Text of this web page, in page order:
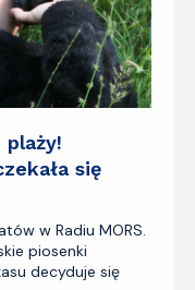
plaży!
się
w Radiu MORS.
piosenki
decyduje się